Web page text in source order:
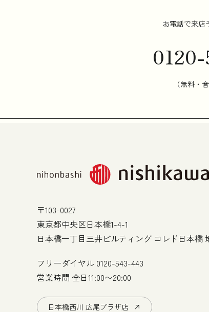
お電話で来店
（無料・
〒103-0027
東京都中央区日本橋1-4-1
日本橋一丁目三井ビルティング コレド日本橋
フリーダイヤル 0120-543-443
営業時間 全日11:00〜20:00
日本橋西川 広尾プラザ店